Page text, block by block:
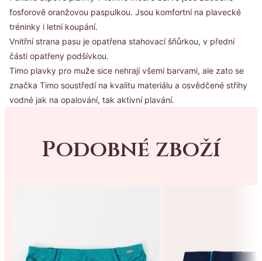
fosforově oranžovou paspulkou. Jsou komfortní na plavecké
tréninky i letní koupání.
Vnitřní strana pasu je opatřena stahovací šňůrkou, v přední
části opatřeny podšívkou.
Timo plavky pro muže sice nehrají všemi barvami, ale zato se
značka Timo soustředí na kvalitu materiálu a osvědčené střihy
vodné jak na opalování, tak aktivní plavání.
Podobné zboží